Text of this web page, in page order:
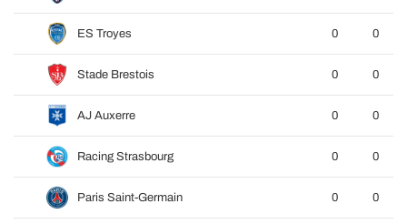
ES Troyes 0 0
Stade Brestois 0 0
AJ Auxerre 0 0
Racing Strasbourg 0 0
Paris Saint-Germain 0 0